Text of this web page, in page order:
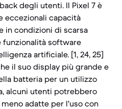
degli utenti. Il Pixel 7 è
eccezionali capacità
in condizioni di scarsa
funzionalità software
artificiale. [1, 24, 25]
il suo display più grande e
batteria per un utilizzo
alcuni utenti potrebbero
adatte per l'uso con